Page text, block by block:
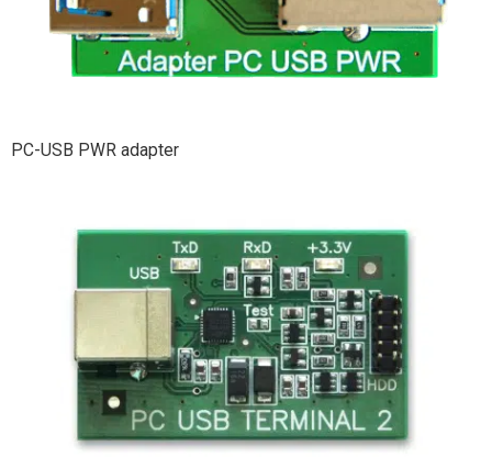
PC-USB PWR adapter